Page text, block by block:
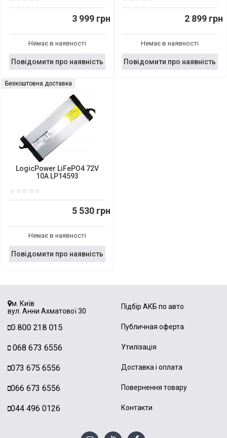
3 999 грн
Немає в наявності
Повідомити про наявність
2 899 грн
Немає в наявності
Повідомити про наявність
Безкоштовна доставка
LogicPower LiFePO4 72V
10A LP14593
5 530 грн
Немає в наявності
Повідомити про наявність
м. Київ
вул. Анни Ахматової 30
0 800 218 015
068 673 6556
073 675 6556
066 673 6556
044 496 0126
Підбір АКБ по авто
Публичная оферта
Утилізація
Доставка і оплата
Повернення товару
Контакти